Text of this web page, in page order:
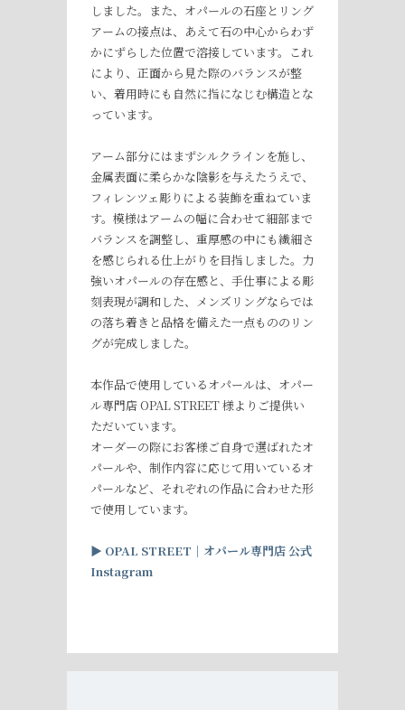
しました。また、オパールの石座とリング
アームの接点は、あえて石の中心からわず
かにずらした位置で溶接しています。これ
により、正面から見た際のバランスが整
い、着用時にも自然に指になじむ構造とな
っています。
アーム部分にはまずシルクラインを施し、
金属表面に柔らかな陰影を与えたうえで、
フィレンツェ彫りによる装飾を重ねていま
す。模様はアームの幅に合わせて細部まで
バランスを調整し、重厚感の中にも繊細さ
を感じられる仕上がりを目指しました。力
強いオパールの存在感と、手仕事による彫
刻表現が調和した、メンズリングならでは
の落ち着きと品格を備えた一点もののリン
グが完成しました。
本作品で使用しているオパールは、オパー
ル専門店 OPAL STREET 様よりご提供い
ただいています。
オーダーの際にお客様ご自身で選ばれたオ
パールや、制作内容に応じて用いているオ
パールなど、それぞれの作品に合わせた形
で使用しています。
▶︎ OPAL STREET ｜オパール専門店公式
Instagram